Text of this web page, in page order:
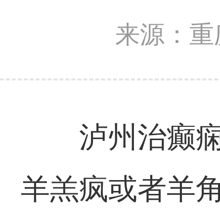
来源：
泸州治癫
羊羔疯或者羊